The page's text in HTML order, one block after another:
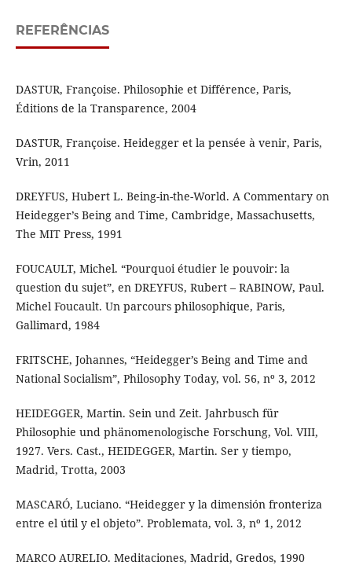
REFERÊNCIAS
DASTUR, Françoise. Philosophie et Différence, Paris,
Éditions de la Transparence, 2004
DASTUR, Françoise. Heidegger et la pensée à venir, Paris,
Vrin, 2011
DREYFUS, Hubert L. Being-in-the-World. A Commentary on
Heidegger’s Being and Time, Cambridge, Massachusetts,
The MIT Press, 1991
FOUCAULT, Michel. “Pourquoi étudier le pouvoir: la
question du sujet”, en DREYFUS, Rubert – RABINOW, Paul.
Michel Foucault. Un parcours philosophique, Paris,
Gallimard, 1984
FRITSCHE, Johannes, “Heidegger’s Being and Time and
National Socialism”, Philosophy Today, vol. 56, nº 3, 2012
HEIDEGGER, Martin. Sein und Zeit. Jahrbusch für
Philosophie und phänomenologische Forschung, Vol. VIII,
1927. Vers. Cast., HEIDEGGER, Martin. Ser y tiempo,
Madrid, Trotta, 2003
MASCARÓ, Luciano. “Heidegger y la dimensión fronteriza
entre el útil y el objeto”. Problemata, vol. 3, nº 1, 2012
MARCO AURELIO. Meditaciones, Madrid, Gredos, 1990